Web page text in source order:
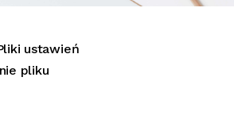
ustawień
pliku